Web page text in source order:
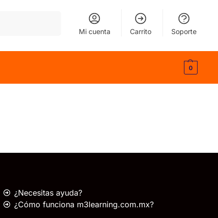
Mi cuenta Carrito Soporte
0
¿Necesitas ayuda?
¿Cómo funciona m3learning.com.mx?